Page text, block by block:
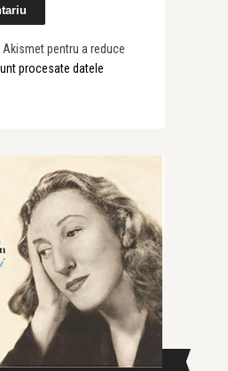
pentru a reduce
procesate datele